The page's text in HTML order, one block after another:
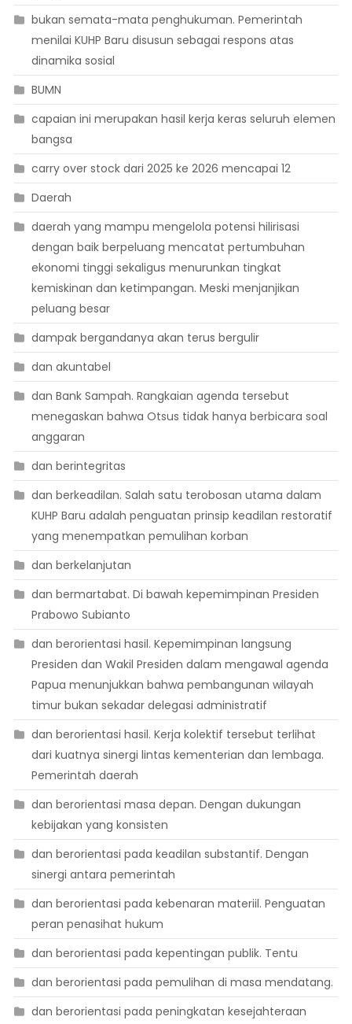
bukan semata-mata penghukuman. Pemerintah
menilai KUHP Baru disusun sebagai respons atas
dinamika sosial
BUMN
capaian ini merupakan hasil kerja keras seluruh elemen
bangsa
carry over stock dari 2025 ke 2026 mencapai 12
Daerah
daerah yang mampu mengelola potensi hilirisasi
dengan baik berpeluang mencatat pertumbuhan
ekonomi tinggi sekaligus menurunkan tingkat
kemiskinan dan ketimpangan. Meski menjanjikan
peluang besar
dampak bergandanya akan terus bergulir
dan akuntabel
dan Bank Sampah. Rangkaian agenda tersebut
menegaskan bahwa Otsus tidak hanya berbicara soal
anggaran
dan berintegritas
dan berkeadilan. Salah satu terobosan utama dalam
KUHP Baru adalah penguatan prinsip keadilan restoratif
yang menempatkan pemulihan korban
dan berkelanjutan
dan bermartabat. Di bawah kepemimpinan Presiden
Prabowo Subianto
dan berorientasi hasil. Kepemimpinan langsung
Presiden dan Wakil Presiden dalam mengawal agenda
Papua menunjukkan bahwa pembangunan wilayah
timur bukan sekadar delegasi administratif
dan berorientasi hasil. Kerja kolektif tersebut terlihat
dari kuatnya sinergi lintas kementerian dan lembaga.
Pemerintah daerah
dan berorientasi masa depan. Dengan dukungan
kebijakan yang konsisten
dan berorientasi pada keadilan substantif. Dengan
sinergi antara pemerintah
dan berorientasi pada kebenaran materiil. Penguatan
peran penasihat hukum
dan berorientasi pada kepentingan publik. Tentu
dan berorientasi pada pemulihan di masa mendatang.
dan berorientasi pada peningkatan kesejahteraan